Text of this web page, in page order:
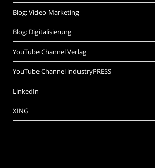
Blog: Video-Marketing
Blog: Digitalisierung
YouTube Channel Verlag
YouTube Channel industryPRESS
LinkedIn
XING